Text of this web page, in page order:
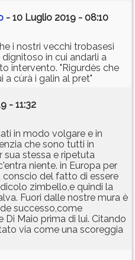
- 10 Luglio 2019 - 08:10
i nostri vecchi trobasesi
in cui andarli a
intervento. "Rigurdès che
a cùrà i galin al pret"
- 11:32
in modo volgare e in
che sono tutti in
stessa e ripetuta
niente. in Europa per
del fatto di essere
zimbello,e quindi la
Fuori dalle nostre mura è
successo,come
Di Maio prima di lui. Citando
via come una scoreggia